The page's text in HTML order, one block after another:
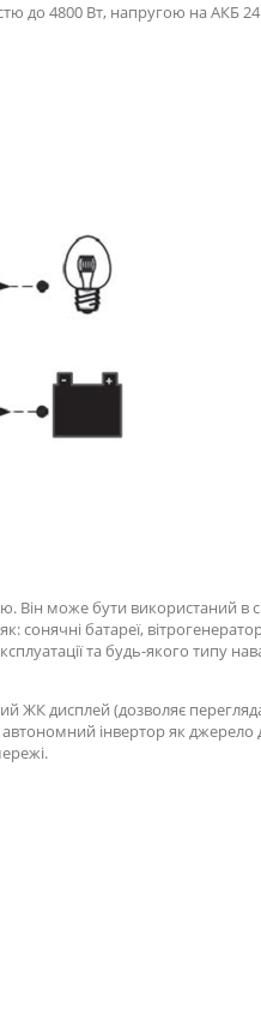
до 4800 Вт, напругою на АКБ
Він може бути використаний в
батареї,
та будь-якого типу
ЖК дисплей (дозволяє
інвертор як джерело